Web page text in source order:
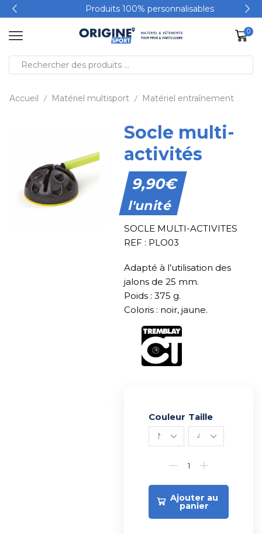
Produits 100% personnalisables
0
Accueil / Matériel multisport / Matériel entraînement
Socle multi-
activités
9,90€
l'unité
SOCLE MULTI-ACTIVITES
REF : PLO03
Adapté à l’utilisation des
jalons de 25 mm.
Poids : 375 g.
Coloris : noir, jaune.
Couleur Taille
Ajouter au
panier
Alternative: